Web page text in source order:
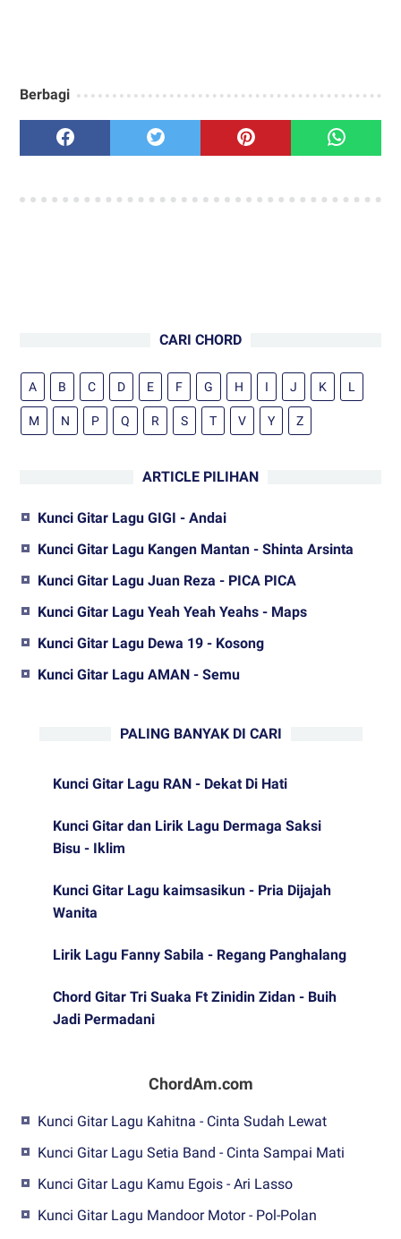
Berbagi
CARI CHORD
A B C D E F G H I J K L
M N P Q R S T V Y Z
ARTICLE PILIHAN
Kunci Gitar Lagu GIGI - Andai
Kunci Gitar Lagu Kangen Mantan - Shinta Arsinta
Kunci Gitar Lagu Juan Reza - PICA PICA
Kunci Gitar Lagu Yeah Yeah Yeahs - Maps
Kunci Gitar Lagu Dewa 19 - Kosong
Kunci Gitar Lagu AMAN - Semu
PALING BANYAK DI CARI
Kunci Gitar Lagu RAN - Dekat Di Hati
Kunci Gitar dan Lirik Lagu Dermaga Saksi
Bisu - Iklim
Kunci Gitar Lagu kaimsasikun - Pria Dijajah
Wanita
Lirik Lagu Fanny Sabila - Regang Panghalang
Chord Gitar Tri Suaka Ft Zinidin Zidan - Buih
Jadi Permadani
ChordAm.com
Kunci Gitar Lagu Kahitna - Cinta Sudah Lewat
Kunci Gitar Lagu Setia Band - Cinta Sampai Mati
Kunci Gitar Lagu Kamu Egois - Ari Lasso
Kunci Gitar Lagu Mandoor Motor - Pol-Polan